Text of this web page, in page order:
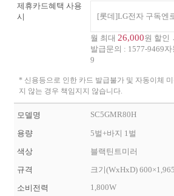
제휴카드혜택 사용
시
[롯데]LG전자 구독엔
월 최대 26,000원 할인
발급문의 : 1577-9469자
9
* 신용등으로 인한 카드 발급불가 및 자동이체
지 않는 경우 책임지지 않습니다.
모델명 SC5GMR80H
용량
5벌+바지 1벌
색상
블랙틴트미러
규격
크기(WxHxD)
소비전력
1,800W